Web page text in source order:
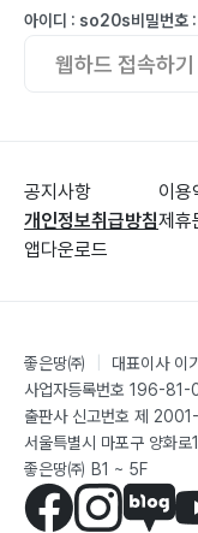
2) 음주부모가 자녀
3) 사례자들의 심
| 01 사례 (1)
| 02 사례 (2)
1) 심리적 평가
4) 적응에 대한 평가
?참고문헌
?부록 1 | 현상학
아이디 : so20s비밀번
웹하드 접속하기
공지사항
개인정보취급방침
앱다운로드
이용
제휴
좋은땅㈜ 대표이사 이
사업자등록번호 196-
출판사 신고번호 제
서울특별시 마포구 양화
좋은땅㈜ B1 ~ 5F